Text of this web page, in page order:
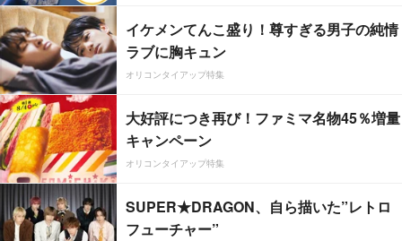
イケメンてんこ盛り！尊すぎる男子の純情
ラブに胸キュン
オリコンタイアップ特集
大好評につき再び！ファミマ名物45％増量
キャンペーン
オリコンタイアップ特集
SUPER★DRAGON、自ら描いた”レトロ
フューチャー”